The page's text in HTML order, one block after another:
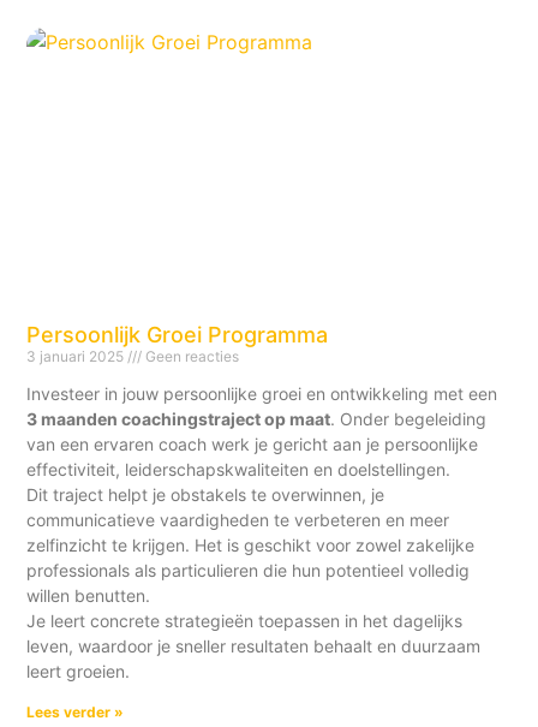
Persoonlijk Groei Programma
3 januari 2025 Geen reacties
Investeer in jouw persoonlijke groei en ontwikkeling met een
3 maanden coachingstraject op maat. Onder begeleiding
van een ervaren coach werk je gericht aan je persoonlijke
effectiviteit, leiderschapskwaliteiten en doelstellingen.
Dit traject helpt je obstakels te overwinnen, je
communicatieve vaardigheden te verbeteren en meer
zelfinzicht te krijgen. Het is geschikt voor zowel zakelijke
professionals als particulieren die hun potentieel volledig
willen benutten.
Je leert concrete strategieën toepassen in het dagelijks
leven, waardoor je sneller resultaten behaalt en duurzaam
leert groeien.
Lees verder »